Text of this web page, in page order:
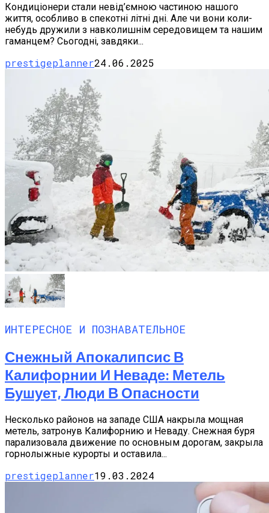
Кондиціонери стали невід’ємною частиною нашого
життя, особливо в спекотні літні дні. Але чи вони коли-
небудь дружили з навколишнім середовищем та нашим
гаманцем? Сьогодні, завдяки...
prestigeplanner24.06.2025
ИНТЕРЕСНОЕ И ПОЗНАВАТЕЛЬНОЕ
Снежный Апокалипсис В
Калифорнии И Неваде: Метель
Бушует, Люди В Опасности
Несколько районов на западе США накрыла мощная
метель, затронув Калифорнию и Неваду. Снежная буря
парализовала движение по основным дорогам, закрыла
горнолыжные курорты и оставила...
prestigeplanner19.03.2024